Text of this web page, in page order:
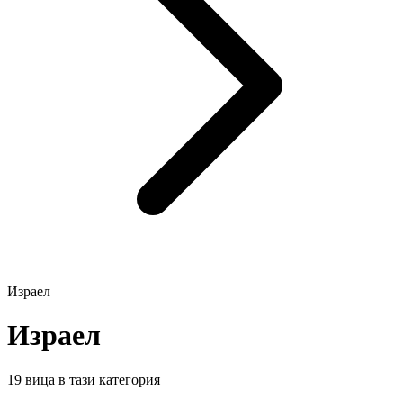
Израел
Израел
19 вица в тази категория